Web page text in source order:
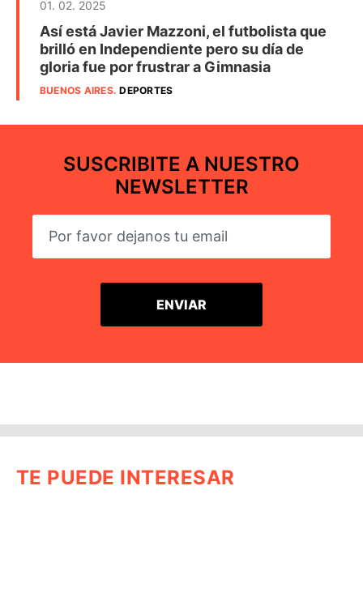
01. 02. 2025
Así está Javier Mazzoni, el futbolista que
brilló en Independiente pero su día de
gloria fue por frustrar a Gimnasia
BUENOS AIRES.DEPORTES
SUSCRIBITE A NUESTRO
NEWSLETTER
TE PUEDE INTERESAR